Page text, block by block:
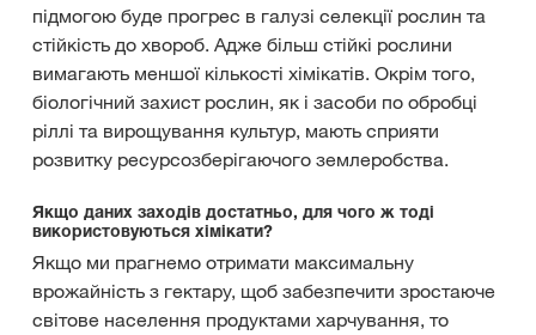
підмогою буде прогрес в галузі селекції рослин та
стійкість до хвороб. Адже більш стійкі рослини
вимагають меншої кількості хімікатів. Окрім того,
біологічний захист рослин, як і засоби по обробці
ріллі та вирощування культур, мають сприяти
розвитку ресурсозберігаючого землеробства.
Якщо даних заходів достатньо, для чого ж тоді
використовуються хімікати?
Якщо ми прагнемо отримати максимальну
врожайність з гектару, щоб забезпечити зростаюче
світове населення продуктами харчування, то